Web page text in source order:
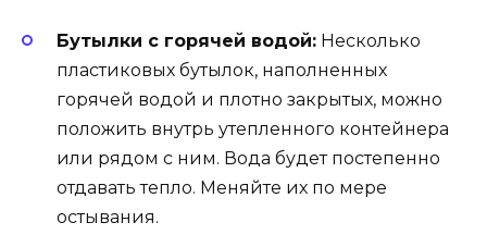
Бутылки с горячей водой: Несколько
пластиковых бутылок, наполненных
горячей водой и плотно закрытых, можно
положить внутрь утепленного контейнера
или рядом с ним. Вода будет постепенно
отдавать тепло. Меняйте их по мере
остывания.